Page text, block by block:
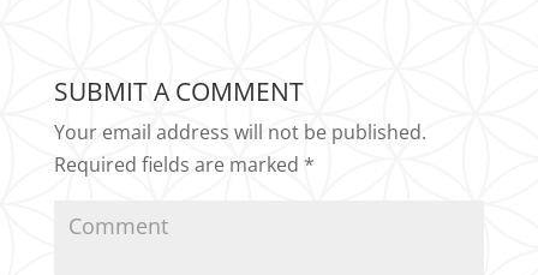
SUBMIT A COMMENT
Your email address will not be published.
Required fields are marked *